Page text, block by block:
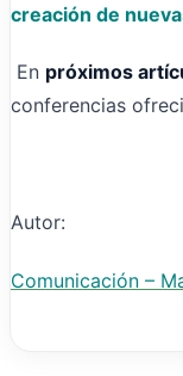
creación de
En próximos
conferencias
Autor:
Comunicación –